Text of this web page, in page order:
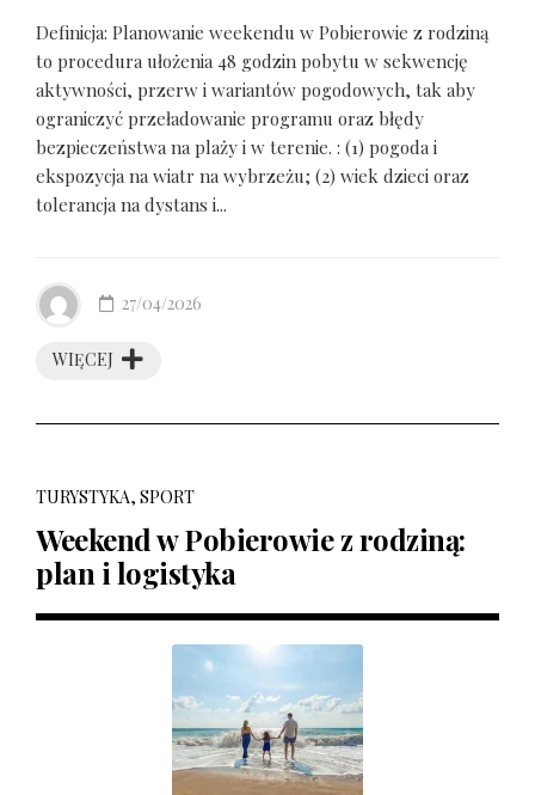
Definicja: Planowanie weekendu w Pobierowie z rodziną
to procedura ułożenia 48 godzin pobytu w sekwencję
aktywności, przerw i wariantów pogodowych, tak aby
ograniczyć przeładowanie programu oraz błędy
bezpieczeństwa na plaży i w terenie. : (1) pogoda i
ekspozycja na wiatr na wybrzeżu; (2) wiek dzieci oraz
tolerancja na dystans i...
WIĘCEJ
27/04/2026
TURYSTYKA, SPORT
Weekend w Pobierowie z rodziną:
plan i logistyka